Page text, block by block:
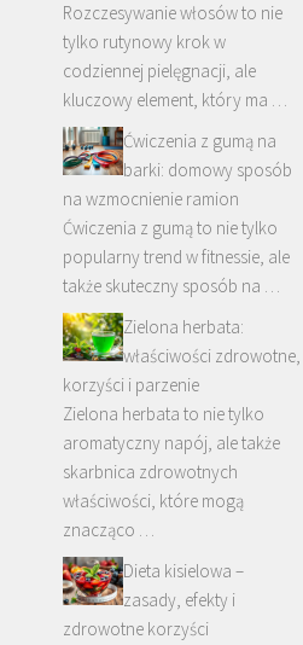
Rozczesywanie włosów to nie
tylko rutynowy krok w
codziennej pielęgnacji, ale
kluczowy element, który ma …
Ćwiczenia z gumą na
barki: domowy sposób
na wzmocnienie ramion
Ćwiczenia z gumą to nie tylko
popularny trend w fitnessie, ale
także skuteczny sposób na …
Zielona herbata:
właściwości zdrowotne,
korzyści i parzenie
Zielona herbata to nie tylko
aromatyczny napój, ale także
skarbnica zdrowotnych
właściwości, które mogą
znacząco …
Dieta kisielowa –
zasady, efekty i
zdrowotne korzyści